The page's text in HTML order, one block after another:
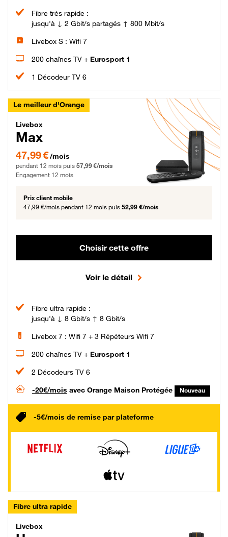
Fibre très rapide :
jusqu'à ↓ 2 Gbit/s partagés ↑ 800 Mbit/s
Livebox S : Wifi 7
200 chaînes TV + Eurosport 1
1 Décodeur TV 6
Le meilleur d'Orange
Livebox Max Fibre
Livebox
Max
47,99 € par mois pendant 12 mois puis 57,99 € par mois, Engagement 12 mois
47,99 €/mois
pendant 12 mois puis 57,99 €/mois
Engagement 12 mois
Prix client mobile
47,99 €/mois pendant 12 mois puis 52,99 €/mois
Choisir cette offre
Voir le détail
Fibre ultra rapide :
jusqu'à ↓ 8 Gbit/s ↑ 8 Gbit/s
Livebox 7 : Wifi 7 + 3 Répéteurs Wifi 7
200 chaînes TV + Eurosport 1
2 Décodeurs TV 6
-20€/mois avec Orange Maison Protégée Nouveau
-5€/mois de remise par plateforme
Fibre ultra rapide
Livebox Up Fibre
Livebox